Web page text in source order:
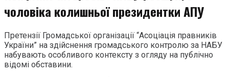
чоловіка колишньої президентки АПУ
Претензії Громадської організації “Асоціація правників
України” на здійснення громадського контролю за НАБУ
набувають особливого контексту з огляду на публічно
відомі обставини.